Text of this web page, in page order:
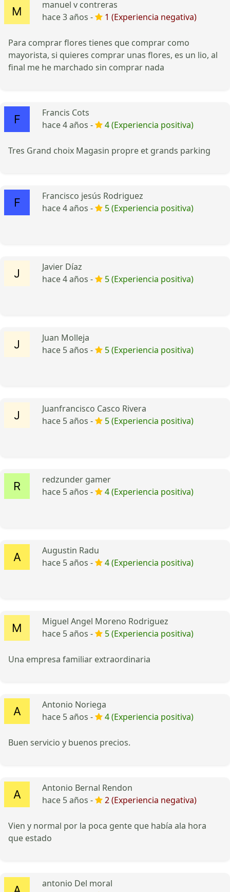
manuel v contreras
hace 3 años -
1 (Experiencia negativa)
Para comprar flores tienes que comprar como
mayorista, si quieres comprar unas flores, es un lio, al
final me he marchado sin comprar nada
Francis Cots
hace 4 años -
4 (Experiencia positiva)
Tres Grand choix Magasin propre et grands parking
Francisco jesús Rodriguez
hace 4 años -
5 (Experiencia positiva)
Javier Díaz
hace 4 años -
5 (Experiencia positiva)
Juan Molleja
hace 5 años -
5 (Experiencia positiva)
Juanfrancisco Casco Rivera
hace 5 años -
5 (Experiencia positiva)
redzunder gamer
hace 5 años -
4 (Experiencia positiva)
Augustin Radu
hace 5 años -
4 (Experiencia positiva)
Miguel Angel Moreno Rodriguez
hace 5 años -
5 (Experiencia positiva)
Una empresa familiar extraordinaria
Antonio Noriega
hace 5 años -
4 (Experiencia positiva)
Buen servicio y buenos precios.
Antonio Bernal Rendon
hace 5 años -
2 (Experiencia negativa)
Vien y normal por la poca gente que había ala hora
que estado
antonio Del moral